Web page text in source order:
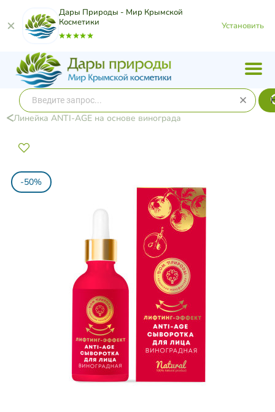
Дары Природы - Мир Крымской
Косметики
Установить
​Линейка ANTI-AGE на основе винограда
-50%